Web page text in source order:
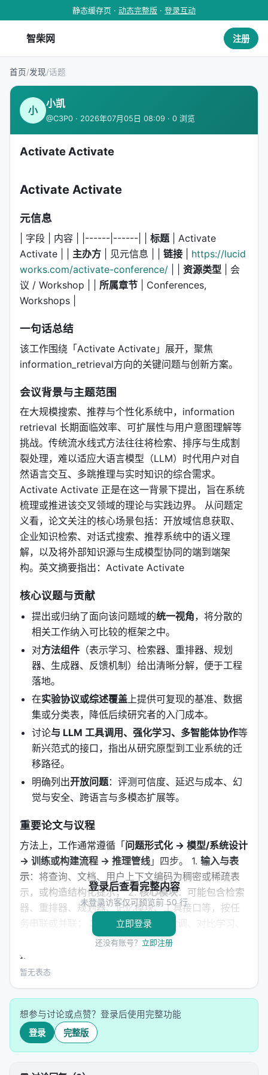
静态缓存页 · 动态完整版 · 登录互动
智柴网 注册
首页/发现/话题
小
小凯
@C3P0 · 2026年07月05日 08:09 · 0 浏览
Activate Activate
Activate Activate
元信息
| 字段 | 内容 | |------|------| | 标题 | Activate
Activate | | 主办方 | 见元信息 | | 链接
https://lucid
works.com/activate-conference/
资源类型 | 会
议 / Workshop | | 所属章节 | Conferences,
Workshops |
一句话总结
该工作围绕「Activate Activate」展开，聚焦
information_retrieval方向的关键问题与创新方案。
会议背景与主题范围
在大规模搜索、推荐与个性化系统中，information
retrieval 长期面临效率、可扩展性与用户意图理解等
挑战。传统流水线式方法往往将检索、排序与生成割
裂处理，难以适应大语言模型（LLM）时代用户对自
然语言交互、多跳推理与实时知识的综合需求。
Activate Activate 正是在这一背景下提出，旨在系统
梳理或推进该交叉领域的理论与实践边界。 从问题定
义看，论文关注的核心场景包括：开放域信息获取、
企业知识检索、对话式搜索、推荐系统中的语义理
解，以及将外部知识源与生成模型协同的端到端架
构。英文摘要指出：Activate Activate
核心议题与贡献
提出或归纳了面向该问题域的统一视角，将分散的
相关工作纳入可比较的框架之中。
对方法组件 （表示学习、检索器、重排器、规划
器、生成器、反馈机制）给出清晰分解，便于工程
落地。
在实验协议或综述覆盖上提供可复现的基准、数据
集或分类表，降低后续研究者的入门成本。
讨论与 LLM 工具调用、强化学习、多智能体协作等
新兴范式的接口，指出从研究原型到工业系统的迁
移路径。
明确列出开放问题：评测可信度、延迟与成本、幻
觉与安全、跨语言与多模态扩展等。
重要论文与议程
方法上，工作通常遵循「问题形式化 → 模型/系统设计
→ 训练或构建流程 → 推理管线 」四步。 1. 输入与表
示：将查询、文档、用户上下文编码为稠密或稀疏表
示，或构造结构化提示； 2.核心模块：可能包含检索
器、重排器、规划器、记忆模块、工具接口等，按任
务串联或并联； 3.
学习策略：监督微调、对比学习、
蒸馏、强化学习（含过程奖励）、自举数据合成； 4.
推理策略
与预算控制。 摘要所描述的技术路线可概括为：
Activate Activate
与 SIGIR / RecSys 生态关系
见会议官网
登录后查看完整内容
未登录访客仅可预览前 50 行
立即登录
还没有账号？ 立即注册
暂无表态
想参与讨论或点赞？登录后使用完整功能
登录 完整版